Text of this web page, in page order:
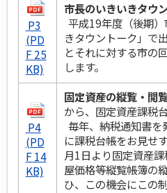
P3
(PD
F 25
KB)
市長のいきいきタウ
平成19年度（後期
きタウントーク」で
とそれに対する市の
します。
P4
(PD
F 14
KB)
固定資産の縦覧・閲
から、固定資産課税
毎年、納税通知書を
に課税台帳をお見せ
月1日より固定資産
屋価格等縦覧帳簿の
ひ、この機会にこの